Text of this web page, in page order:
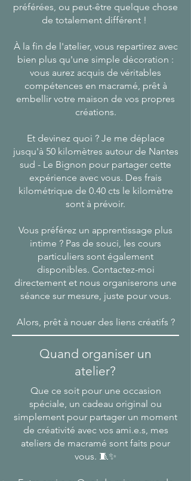
préférées, ou peut-être quelque chose
de totalement différent !
À la fin de l'atelier, vous repartirez avec
bien plus qu'une simple décoration :
vous aurez acquis de véritables
compétences en macramé, prêt à
embellir votre maison de vos propres
créations.
Et devinez quoi ? Je me déplace
jusqu'à 50 kilomètres autour de Nantes
sud - Le Bignon pour partager cette
expérience avec vous. Des frais
kilométrique de 0.40 cts le kilomètre
sont à prévoir.
Vous préférez un apprentissage plus
intime ? Pas de souci, les cours
particuliers sont également
disponibles. Contactez-moi
directement et nous organiserons une
séance sur mesure, juste pour vous.
Alors, prêt à nouer des liens créatifs ?
Quand organiser un
atelier?
Que ce soit pour une occasion
spéciale, un cadeau original ou
simplement pour partager un moment
de créativité avec vos ami.e.s, mes
ateliers de macramé sont faits pour
vous. 🧵✨